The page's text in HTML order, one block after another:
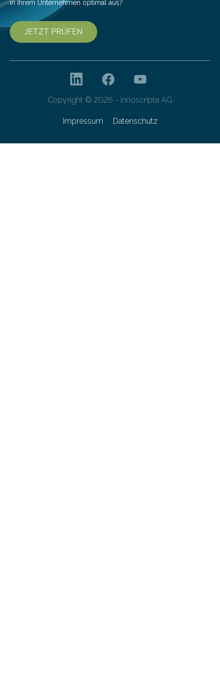
in Ihrem Unternehmen optimal aus?
JETZT PRÜFEN
Copyright © 2026 - innoscripta AG
Impressum Datenschutz